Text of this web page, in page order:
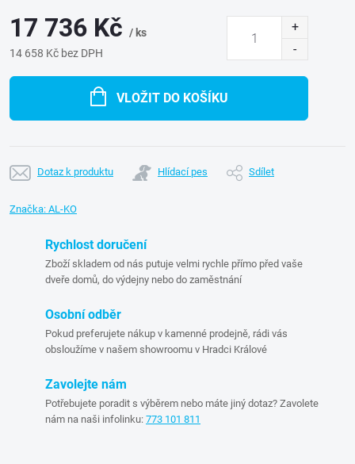
17 736 Kč / ks
14 658 Kč bez DPH
VLOŽIT DO KOŠÍKU
Dotaz k produktu Hlídací pes Sdílet
Značka: AL-KO
Rychlost doručení
Zboží skladem od nás putuje velmi rychle přímo před vaše
dveře domů, do výdejny nebo do zaměstnání
Osobní odběr
Pokud preferujete nákup v kamenné prodejně, rádi vás
obsloužíme v našem showroomu v Hradci Králové
Zavolejte nám
Potřebujete poradit s výběrem nebo máte jiný dotaz? Zavolete
nám na naši infolinku: 773 101 811